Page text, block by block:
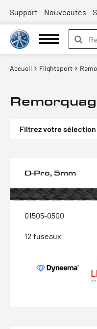
Support Nouveautés
Accueil Flightsport
Filtrez votre
D-Pro, 5mm
01505-0500
12 fuseaux